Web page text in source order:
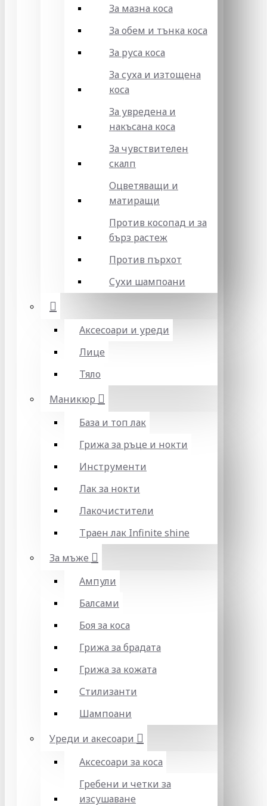
За мазна коса
За обем и тънка коса
За руса коса
За суха и изтощена
коса
За увредена и
накъсана коса
За чувствителен
скалп
Оцветяващи и
матиращи
Против косопад и за
бърз растеж
Против пърхот
Сухи шампоани
Аксесоари и уреди
Лице
Тяло
Маникюр
База и топ лак
Грижа за ръце и нокти
Инструменти
Лак за нокти
Лакочистители
Траен лак Infinite shine
За мъже
Ампули
Балсами
Боя за коса
Грижа за брадата
Грижа за кожата
Стилизанти
Шампоани
Уреди и акесоари
Аксесоари за коса
Гребени и четки за
изсушаване